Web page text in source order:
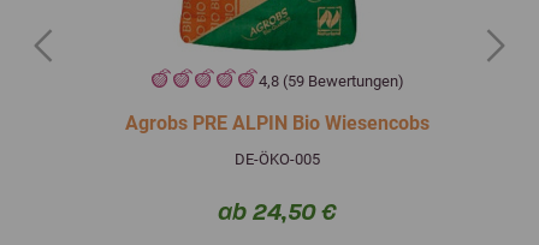
4,8 (59 Bewertungen)
Agrobs PRE ALPIN Bio Wiesencobs
DE-ÖKO-005
ab 24,50 €
Previous Next